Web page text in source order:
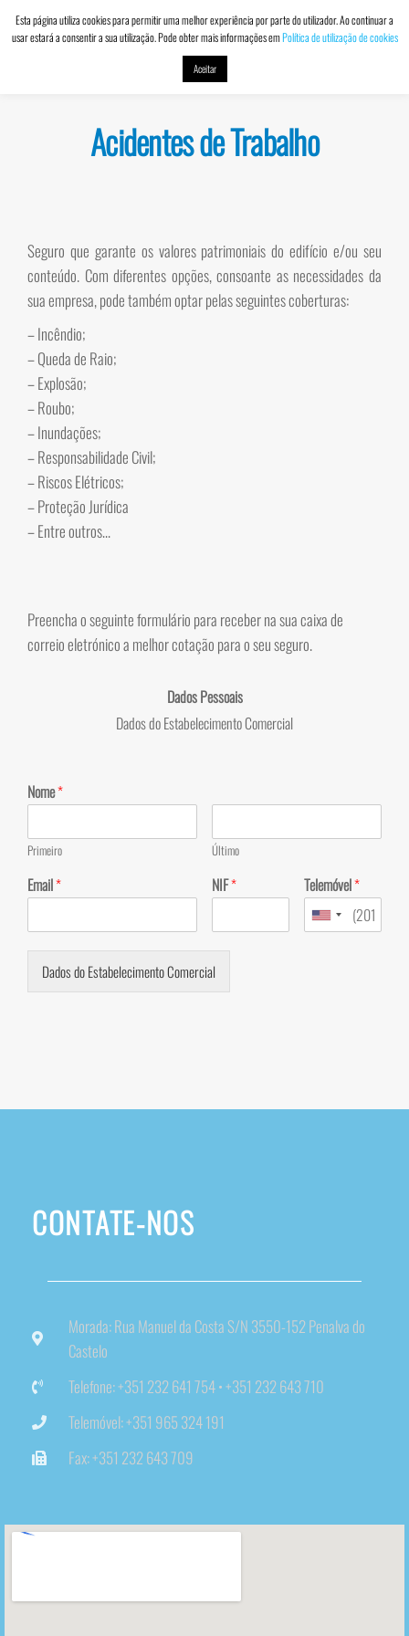
DACVALOR
Contabilidade
e Seguros
Acidentes de Trabalho
Seguro que garante os valores patrimoniais do edifício e/ou seu
conteúdo. Com diferentes opções, consoante as necessidades da
sua empresa, pode também optar pelas seguintes coberturas:
– Incêndio;
– Queda de Raio;
– Explosão;
– Roubo;
– Inundações;
– Responsabilidade Civil;
– Riscos Elétricos;
– Proteção Jurídica
– Entre outros…
Preencha o seguinte formulário para receber na sua caixa de
correio eletrónico a melhor cotação para o seu seguro.
Dados Pessoais
Dados do Estabelecimento Comercial
Nome*
Primeiro Último
Email* NIF* Telemóvel*
Dados do Estabelecimento Comercial
CONTATE-NOS
Morada: Rua Manuel da Costa S/N 3550-152 Penalva do
Castelo
Telefone: +351 232 641 754 • +351 232 643 710
Telemóvel: +351 965 324 191
Fax: +351 232 643 709
Esta página utiliza cookies para permitir uma melhor experiência por parte do utilizador. Ao continuar a
usar estará a consentir a sua utilização. Pode obter mais informações emPolítica de utilização de cookies
Aceitar